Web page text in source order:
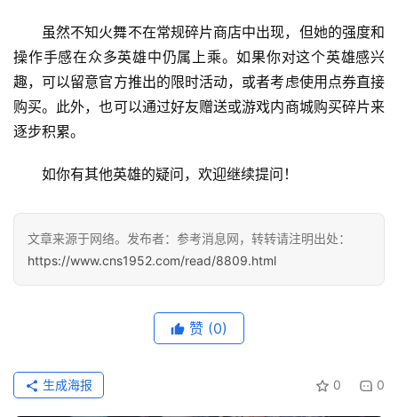
首
页
类
虽然不知火舞不在常规碎片商店中出现，但她的强度和
操作手感在众多英雄中仍属上乘。如果你对这个英雄感兴
趣，可以留意官方推出的限时活动，或者考虑使用点券直接
购买。此外，也可以通过好友赠送或游戏内商城购买碎片来
逐步积累。
如你有其他英雄的疑问，欢迎继续提问！
文章来源于网络。发布者：参考消息网，转转请注明出处：
https://www.cns1952.com/read/8809.html
赞 (0)
0 0
生成海报